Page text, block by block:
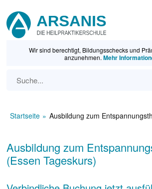
Wir sind berechtigt, Bildungsschecks und
anzunehmen.Mehr
Startseite Ausbildung zum
Ausbildung zum
(Essen Tageskurs)